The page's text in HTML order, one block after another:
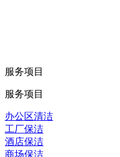
服务项目
服务项目
办公区清洁
工厂保洁
酒店保洁
商场保洁